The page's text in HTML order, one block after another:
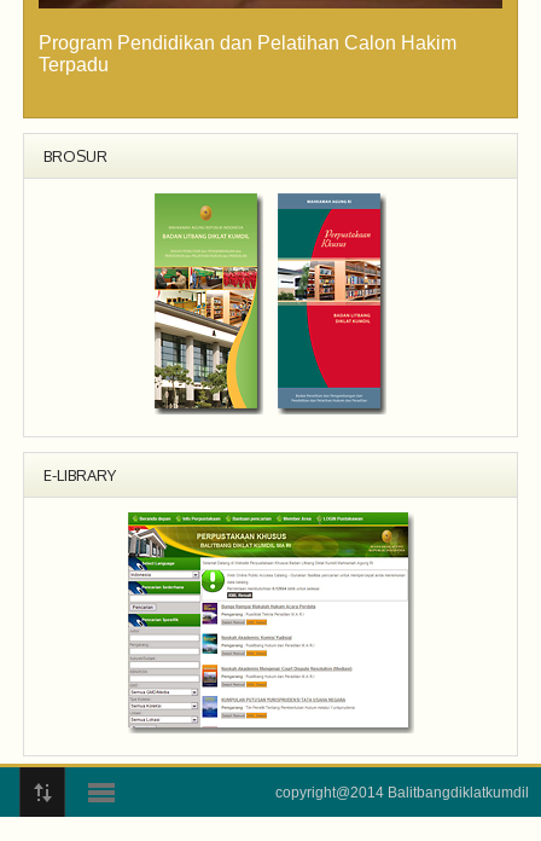
Program Pendidikan dan Pelatihan Calon Hakim
Terpadu
BROSUR
E-LIBRARY
copyright@2014 Balitbangdiklatkumdil